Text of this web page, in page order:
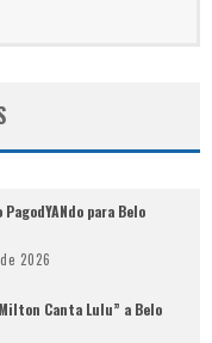
para Belo
2026
Canta Lulu” a Belo